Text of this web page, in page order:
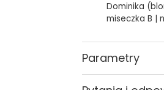
Dominika
miseczka B |
Parametry
Kolor